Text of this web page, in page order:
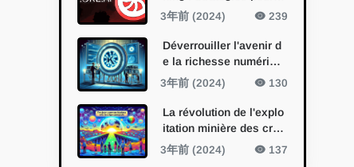
es entreprises rentable
s dans le domaine des
crypto-monnaies
3年前 (2024) 239
Déverrouiller l'avenir d
e la richesse numériqu
e décentralisée : Un gu
ide complet de l'exploit
ation minière de Karlse
n
3年前 (2024) 130
La révolution de l'explo
itation minière des cryp
to-monnaies : Innovatio
ns technologiques et tr
3年前 (2024) 137